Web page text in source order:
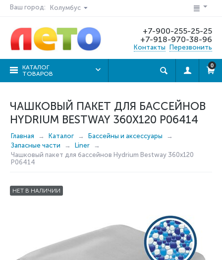
Ваш город: Колумбус
+7-900-255-25-25
+7-918-970-38-96
Контакты Перезвонить
КАТАЛОГ
ТОВАРОВ
0
ЧАШКОВЫЙ ПАКЕТ ДЛЯ БАССЕЙНОВ
HYDRIUM BESTWAY 360X120 P06414
Главная Каталог
Бассейны и аксессуары
Запасные части
Liner
Чашковый пакет для бассейнов Hydrium Bestway 360x120
P06414
НЕТ В НАЛИЧИИ